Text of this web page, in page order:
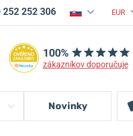
252 252 306 EUR
100%
zákazníkov doporučuje
Novinky